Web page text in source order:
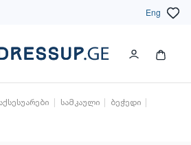
Eng
სამკაული
ბეჭედი